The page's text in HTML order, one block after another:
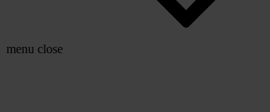
menu close